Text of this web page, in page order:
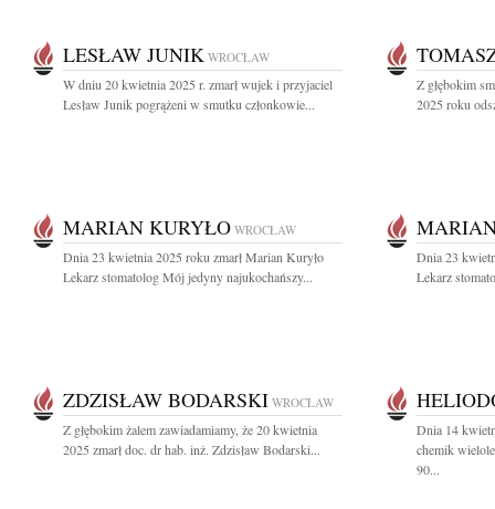
LESŁAW JUNIK WROCŁAW
W dniu 20 kwietnia 2025 r. zmarł wujek i przyjaciel
Lesław Junik pogrążeni w smutku członkowie...
Z głębokim
2025 roku
MARIAN KURYŁO WROCŁAW
Dnia 23 kwietnia 2025 roku zmarł Marian Kuryło
Lekarz stomatolog Mój jedyny najukochańszy...
Dnia 23
Lekarz
ZDZISŁAW BODARSKI WROCŁAW
Z głębokim żalem zawiadamiamy, że 20 kwietnia
2025 zmarł doc. dr hab. inż. Zdzisław Bodarski...
Dnia 14
chemik
90...